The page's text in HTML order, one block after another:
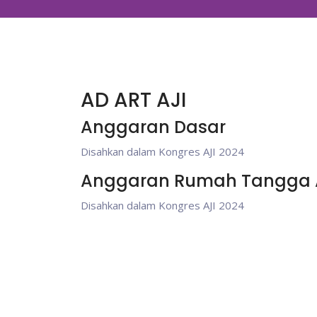
AD ART AJI
Anggaran Dasar
Disahkan dalam Kongres AJI 2024
Anggaran Rumah Tangga
Disahkan dalam Kongres AJI 2024